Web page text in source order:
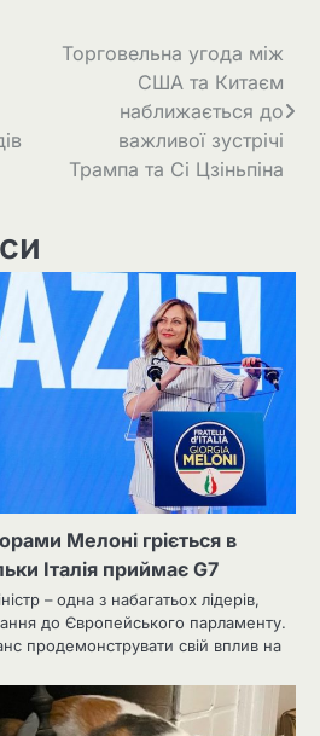
Торговельна угода між
США та Китаєм
наближається до
важливої зустрічі
Трампа та Сі Цзіньпіна
Мелоні гріється в
Італія приймає G7
– одна з набагатьох лідерів,
до Європейського парламенту.
продемонструвати свій вплив на